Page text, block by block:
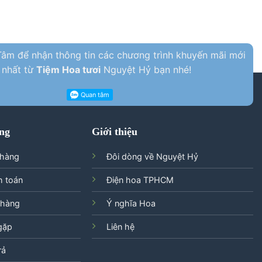
để nhận thông tin các chương trình khuyến mãi mới
nhất từTiệm Hoa tươi Nguyệt Hỷ bạn nhé!
toán
Giới thiệu
Đôi dòng về Nguyệt Hỷ
Điện hoa TPHCM
Ý nghĩa Hoa
Liên hệ